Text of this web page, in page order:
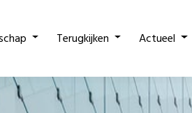
Terugkijken Actueel